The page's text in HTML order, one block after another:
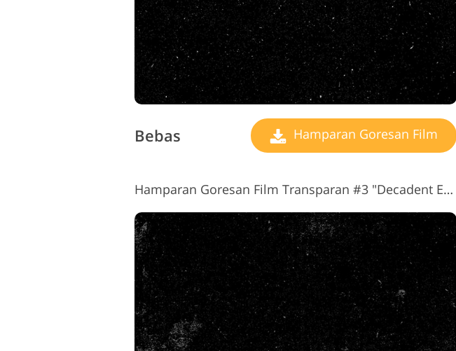
Bebas Hamparan Goresan Film
Hamparan Goresan Film Transparan #3 "Decadent Epoch"